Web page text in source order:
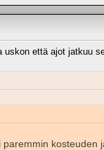
uskon että ajot jatkuu
kosteuden